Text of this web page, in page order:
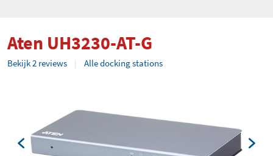
Aten UH3230-AT-G
Bekijk 2 reviews Alle docking stations